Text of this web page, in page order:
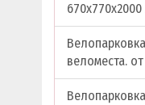
веломеста. от